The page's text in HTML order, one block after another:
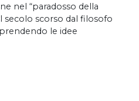
nel “paradosso della
scorso dal filosofo
le idee